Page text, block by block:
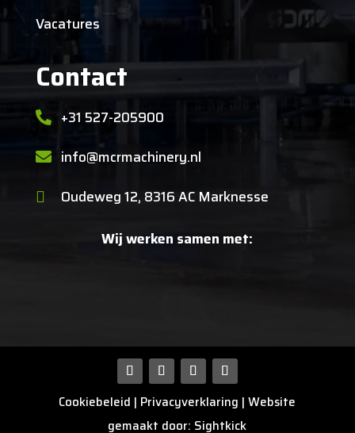
Vacatures
Contact
 +31 527-205900
 info@mcrmachinery.nl
 Oudeweg 12, 8316 AC Marknesse
Wij werken samen met:
Cookiebeleid | Privacyverklaring | Website
gemaakt door: Sightkick